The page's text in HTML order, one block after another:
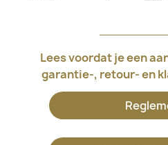
Lees voordat je een
garantie-, retour- en